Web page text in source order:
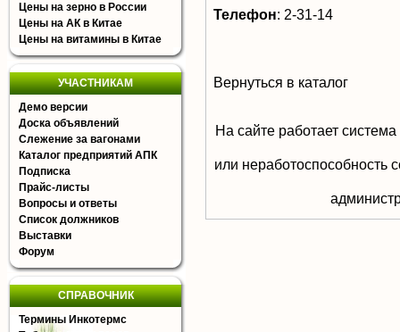
Цены на зерно в России
Цены на АК в Китае
Цены на витамины в Китае
УЧАСТНИКАМ
Демо версии
Доска объявлений
Слежение за вагонами
Каталог предприятий АПК
Подписка
Прайс-листы
Вопросы и ответы
Список должников
Выставки
Форум
СПРАВОЧНИК
Термины Инкотермс
Телефон: 2-31-14
Вернуться в каталог
На сайте работает
или неработоспособность